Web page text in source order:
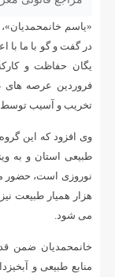
«یاسم خانمحمدیان»،
فروردین عرصه های
تخریب و آسیب توسط
طبیعی استان و به
نوروزی است، حضور
هزار همیار طبیعت
می شود.
خانمحمدیان ضمن
منابع طبیعی و